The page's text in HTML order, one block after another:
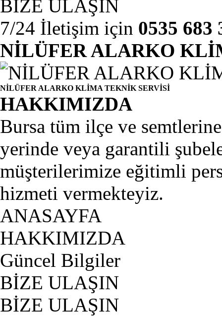
BİZE ULAŞIN
7/24 İletişim için 0535 683
NİLÜFER ALARKO
NİLÜFER ALARKO KLİMA TEKNİK SERVİSİ
HAKKIMIZDA
Bursa tüm ilçe ve
yerinde veya garantili
müşterilerimize eğitimli
hizmeti vermekteyiz.
ANASAYFA
HAKKIMIZDA
Güncel Bilgiler
BİZE ULAŞIN
BİZE ULAŞIN